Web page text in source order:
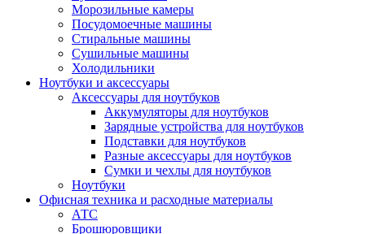
Морозильные камеры
Посудомоечные машины
Стиральные машины
Сушильные машины
Холодильники
Ноутбуки и аксессуары
Аксессуары для ноутбуков
Аккумуляторы для ноутбуков
Зарядные устройства для ноутбуков
Подставки для ноутбуков
Разные аксессуары для ноутбуков
Сумки и чехлы для ноутбуков
Ноутбуки
Офисная техника и расходные материалы
АТС
Брошюровщики